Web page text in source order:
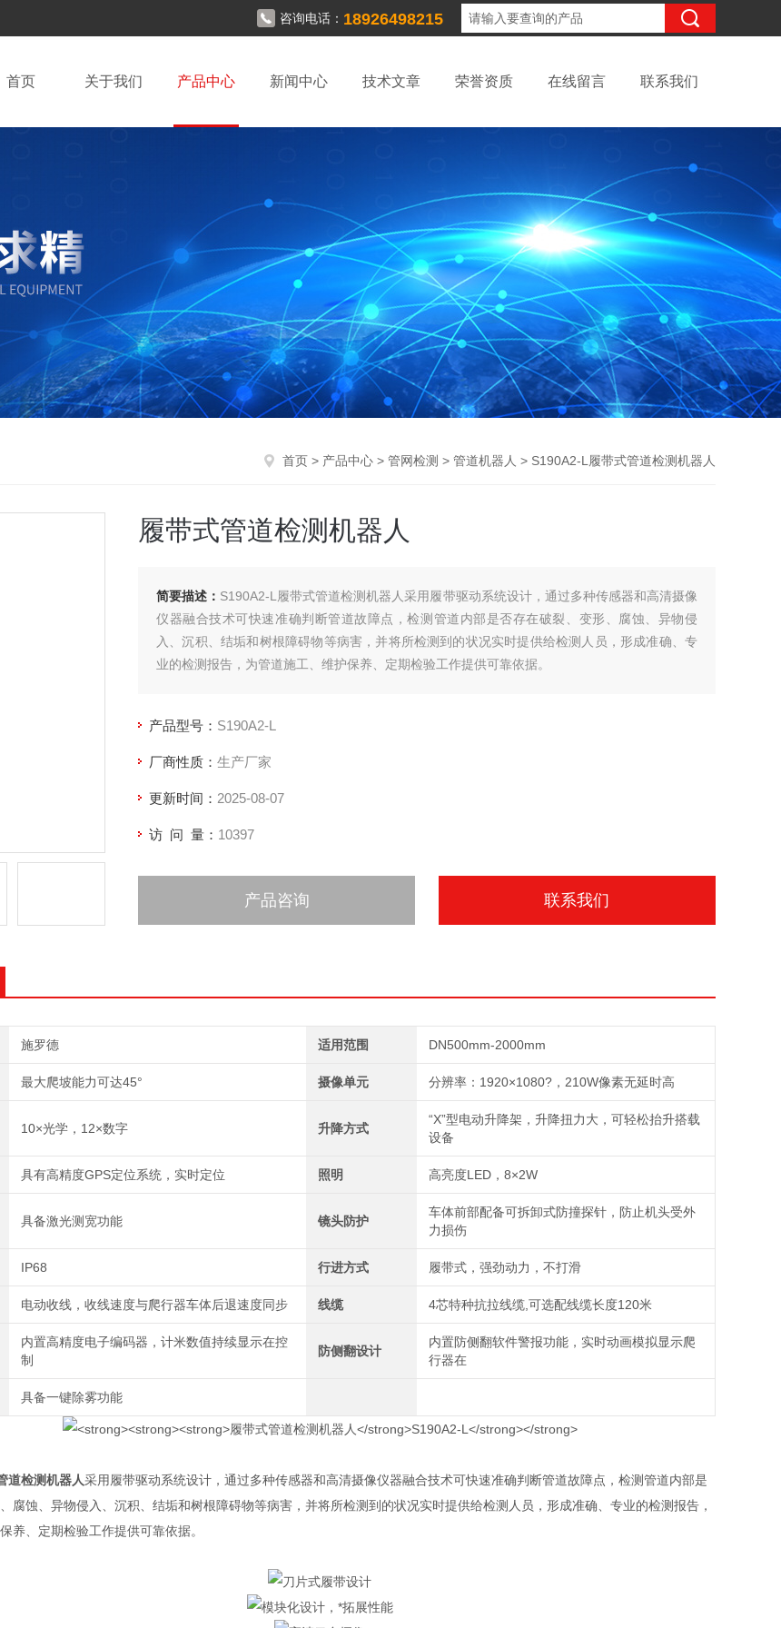
咨询电话： 18926498215
首页 关于我们 产品中心 新闻中心 技术文章 荣誉资质 在线留言 联系我们
首页 > 产品中心 > 管网检测 > 管道机器人 > S190A2-L履带式管道检测机器人
履带式管道检测机器人
简要描述： S190A2-L履带式管道检测机器人采用履带驱动系统设计，通过多种传感器和高清摄像
仪器融合技术可快速准确判断管道故障点，检测管道内部是否存在破裂、变形、腐蚀、异物侵
入、沉积、结垢和树根障碍物等病害，并将所检测到的状况实时提供给检测人员，形成准确、专
业的检测报告，为管道施工、维护保养、定期检验工作提供可靠依据。
产品型号： S190A2-L
厂商性质： 生产厂家
更新时间： 2025-08-07
访 问 量： 10397
产品咨询 联系我们
施罗德 适用范围 DN500mm-2000mm
最大爬坡能力可达45° 摄像单元 分辨率：1920×1080?，210W像素无延时高
10×光学，12×数字 升降方式
“X”型电动升降架，升降扭力大，可轻松抬升搭载
设备
具有高精度GPS定位系统，实时定位 照明 高亮度LED，8×2W
具备激光测宽功能 镜头防护
车体前部配备可拆卸式防撞探针，防止机头受外
力损伤
IP68 行进方式 履带式，强劲动力，不打滑
电动收线，收线速度与爬行器车体后退速度同步 线缆 4芯特种抗拉线缆,可选配线缆长度120米
内置高精度电子编码器，计米数值持续显示在控
制
防侧翻设计
内置防侧翻软件警报功能，实时动画模拟显示爬
行器在
具备一键除雾功能
道检测机器人采用履带驱动系统设计，通过多种传感器和高清摄像仪器融合技术可快速准确判断管道故障点，检测管道内部是
腐蚀、异物侵入、沉积、结垢和树根障碍物等病害，并将所检测到的状况实时提供给检测人员，形成准确、专业的检测报告，
养、定期检验工作提供可靠依据。